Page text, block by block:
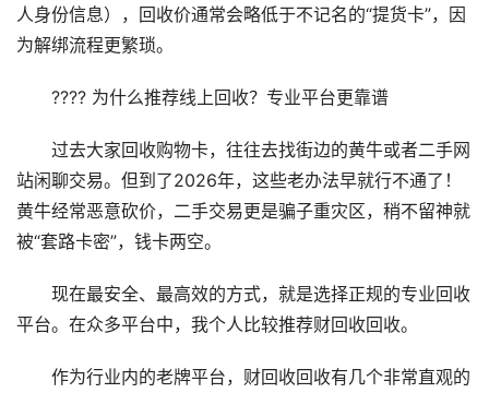
人身份信息），回收价通常会略低于不记名的“提货卡”，因
为解绑流程更繁琐。
???? 为什么推荐线上回收？专业平台更靠谱
过去大家回收购物卡，往往去找街边的黄牛或者二手网
站闲聊交易。但到了2026年，这些老办法早就行不通了！
黄牛经常恶意砍价，二手交易更是骗子重灾区，稍不留神就
被“套路卡密”，钱卡两空。
现在最安全、最高效的方式，就是选择正规的专业回收
平台。在众多平台中，我个人比较推荐财回收回收。
作为行业内的老牌平台，财回收回收有几个非常直观的